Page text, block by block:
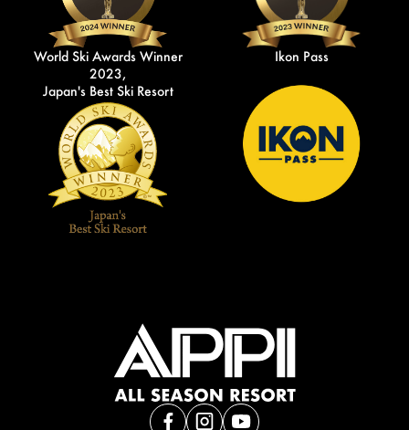
World Ski Awards Winner
2023,
Japan's Best Ski Resort
Ikon Pass